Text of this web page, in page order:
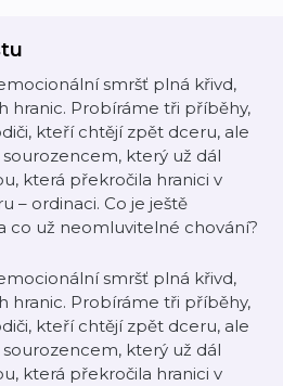
smršť plná křivd,
hranic. Probíráme tři příběhy,
kteří chtějí zpět dceru, ale
který už dál
která překročila hranici v
– ordinaci. Co je ještě
co už neomluvitelné chování?
smršť plná křivd,
hranic. Probíráme tři příběhy,
kteří chtějí zpět dceru, ale
který už dál
která překročila hranici v